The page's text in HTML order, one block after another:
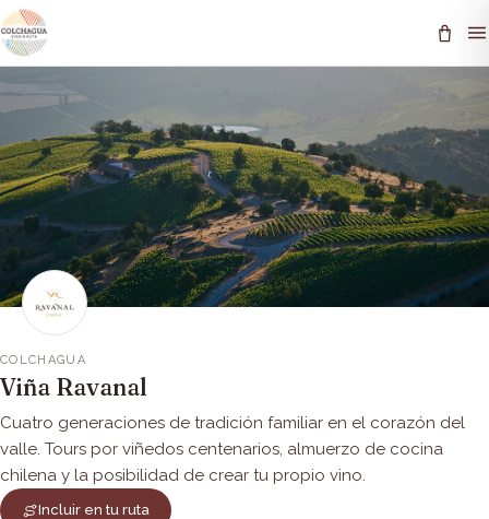
COLCHAGUA
Viña Ravanal
Cuatro generaciones de tradición familiar en el corazón del
valle. Tours por viñedos centenarios, almuerzo de cocina
chilena y la posibilidad de crear tu propio vino.
Incluir en tu ruta